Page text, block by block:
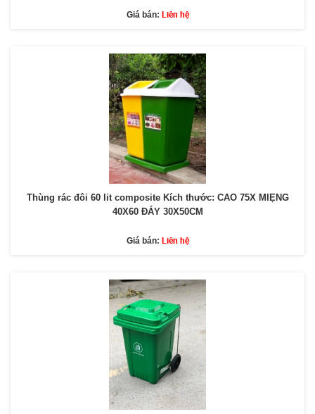
Giá bán: Liên hệ
Thùng rác đôi 60 lit composite Kích thước: CAO 75X MIẸNG
40X60 ĐÁY 30X50CM
Giá bán: Liên hệ